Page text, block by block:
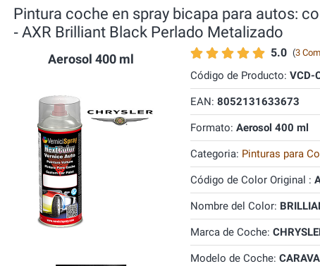
Pintura coche en spray bicapa para autos:
‐ AXR Brilliant Black Perlado Metalizado
Aerosol 400 ml 5.0 (3
Código de Producto: VCD-
EAN: 8052131633673
Formato: Aerosol 400 ml
Categoria: Pinturas para
Código de Color Original :
Nombre del Color:
Marca de Coche:
Modelo de Coche: